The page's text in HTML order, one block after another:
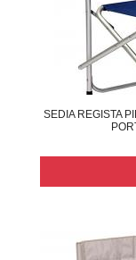
SEDIA REGISTA